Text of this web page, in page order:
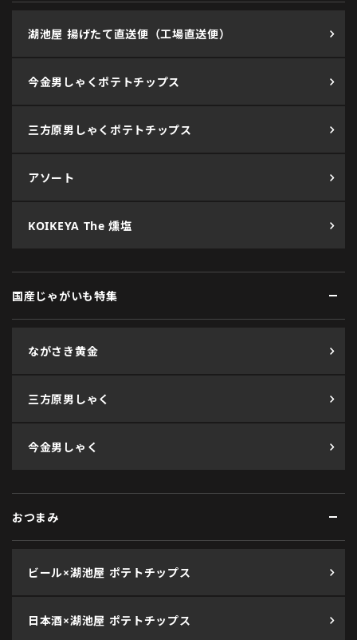
湖池屋 揚げたて直送便（工場直送便）
今金男しゃくポテトチップス
三方原男しゃくポテトチップス
アソート
KOIKEYA The 燻塩
国産じゃがいも特集
ながさき黄金
三方原男しゃく
今金男しゃく
おつまみ
ビール×湖池屋 ポテトチップス
日本酒×湖池屋 ポテトチップス